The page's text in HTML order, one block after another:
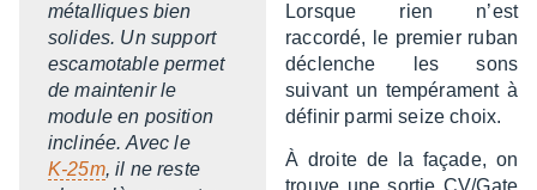
métal­liques bien
solides. Un support
esca­mo­table permet
de main­te­nir le
module en posi­tion
incli­née. Avec le
K-25m, il ne reste
Lorsque rien n’est
raccordé, le premier ruban
déclenche les sons
suivant un tempé­ra­ment à
défi­nir parmi seize choix.
À droite de la façade, on